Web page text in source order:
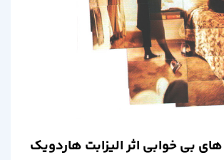
بی خوابی اثر الیزابت هاردویک